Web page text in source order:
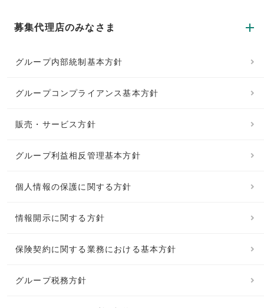
募集代理店のみなさま
グループ内部統制基本方針
グループコンプライアンス基本方針
販売・サービス方針
グループ利益相反管理基本方針
個人情報の保護に関する方針
情報開示に関する方針
保険契約に関する業務における基本方針
グループ税務方針